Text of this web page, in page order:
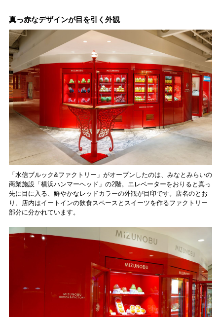
JIMOTO
PROGRAM」が青
森・群馬・沖縄で始
動。6種類を飲んで実
食レポート
ツトレンドVol.105】
真っ赤なデザインが目を引く外観
「水信ブルック&ファクトリー」がオープンしたのは、みなとみらいの
商業施設「横浜ハンマーヘッド」の2階。エレベーターをおりると真っ
先に目に入る、鮮やかなレッドカラーの外観が目印です。店名のとお
り、店内はイートインの飲食スペースとスイーツを作るファクトリー
部分に分かれています。